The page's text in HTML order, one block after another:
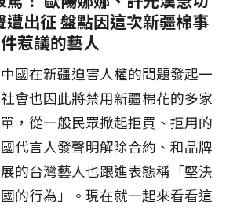
遭出征 盤點因這次新疆棉事
件惹議的藝人
國在新疆迫害人權的問題發起一
會也因此將禁用新疆棉花的多家
，從一般民眾掀起拒買、拒用的
代言人發聲明解除合約、和品牌
的台灣藝人也跟進表態稱「堅決
的行為」。現在就一起來看看這